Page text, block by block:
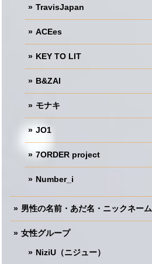
TravisJapan
ACEes
KEY TO LIT
B&ZAI
モナキ
JO1
7ORDER project
Number_i
男性の名前・あだ名・ニックネーム
女性グループ
NiziU（ニジュー）